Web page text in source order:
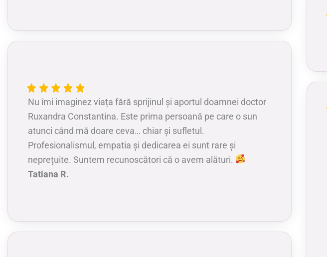
Nu îmi imaginez viața fără sprijinul și aportul doamnei doctor
Ruxandra Constantina. Este prima persoană pe care o sun
atunci când mă doare ceva… chiar și sufletul.
Profesionalismul, empatia și dedicarea ei sunt rare și
neprețuite. Suntem recunoscători că o avem alături.
Tatiana R.